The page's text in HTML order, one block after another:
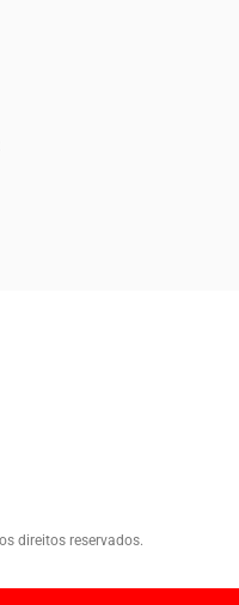
direitos reservados.